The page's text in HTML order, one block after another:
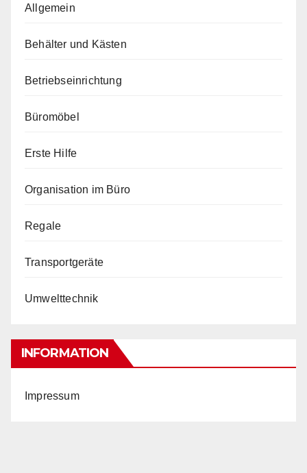
Allgemein
Behälter und Kästen
Betriebseinrichtung
Büromöbel
Erste Hilfe
Organisation im Büro
Regale
Transportgeräte
Umwelttechnik
INFORMATION
Impressum